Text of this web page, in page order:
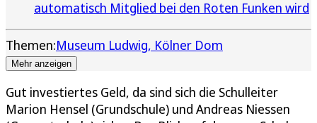
automatisch Mitglied bei den Roten Funken wird
Themen:Museum Ludwig Kölner Dom
Mehr anzeigen
Gut investiertes Geld, da sind sich die Schulleiter
Marion Hensel (Grundschule) und Andreas Niessen